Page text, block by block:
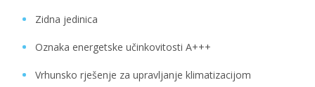
Zidna jedinica
Oznaka energetske učinkovitosti A+++
Vrhunsko rješenje za upravljanje klimatizacijom